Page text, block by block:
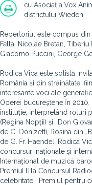
cu Asociația Vox
districtului Wieden.
Repertoriul este compus
Falla, Nicolae Bretan,
Giacomo Puccini, George
Rodica Vica este solistă
România și din străinătate,
interesante voci ale
Operei bucureștene în
instituție, interpretând roluri
(Regina Nopții) și „Don
de G. Donizetti, Rosina din
de G. Fr. Haendel. Rodica
concursuri naționale și
Internaţional de muzică
Premiul II la Concursul
celebritate”, Premiul pentru